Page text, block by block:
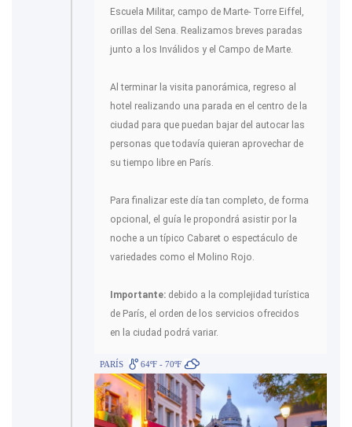
Escuela Militar, campo de Marte- Torre Eiffel,
orillas del Sena. Realizamos breves paradas
junto a los Inválidos y el Campo de Marte.
Al terminar la visita panorámica, regreso al
hotel realizando una parada en el centro de la
ciudad para que puedan bajar del autocar las
personas que todavía quieran aprovechar de
su tiempo libre en París.
Para finalizar este día tan completo, de forma
opcional, el guía le propondrá asistir por la
noche a un típico Cabaret o espectáculo de
variedades como el Molino Rojo.
Importante: debido a la complejidad turística
de París, el orden de los servicios ofrecidos
en la ciudad podrá variar.
PARÍS 64ºF - 70ºF